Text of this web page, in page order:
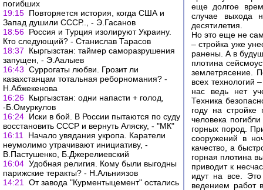
погибших
19:15 Повторяется история, когда США и
Запад душили СССР.., - Э.Гасанов
18:56 Россия и Турция изолируют Украину.
Кто следующий? - Станислав Тарасов
18:37
Кыргызстан: таймер саморазрушения
запущен, - Э.Аалыев
16:43 Суррогаты любви. Грозит ли
казахстанцам тотальная реборномания? -
Н.Абжекенова
16:26 Кыргызстан: одни напасти + голод,
-Б.Омуркулов
16:24 Иски в бой. В России пытаются по суду
восстановить СССР и вернуть Аляску, - "МК"
16:11
Начало увядания укропа. Каратели
неумолимо утрачивают инициативу, -
В.Пастушенко, Б.Джерелиевский
16:04 Удобная религия. Кому были выгодны
парижские теракты? - Н.Альниязов
14:21
От завода "Курментыцемент" остались
еще долгое
случае выхода
десятилетия.
Но это еще не
– стройка уже
ранены. А в
плотина
землетрясение.
всех технологий
нас ведь нет
Техника
году на
человека
горных пород.
сооружений в
качество, а
горная плотина
приводит к
идут на все.
ведением работ